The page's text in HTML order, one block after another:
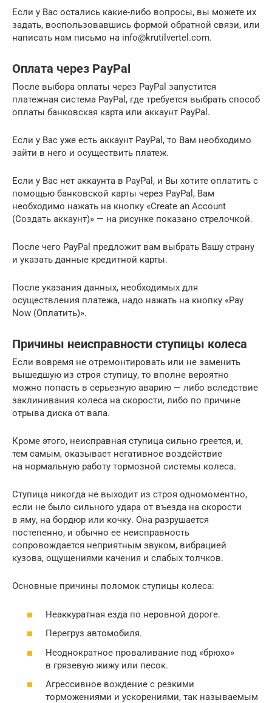
Если у Вас остались какие-либо вопросы, вы можете их
задать, воспользовавшись формой обратной связи, или
написать нам письмо на info@krutilvertel.com.
Оплата через PayPal
После выбора оплаты через PayPal запустится
платежная система PayPal, где требуется выбрать способ
оплаты банковская карта или аккаунт PayPal.
Если у Вас уже есть аккаунт PayPal, то Вам необходимо
зайти в него и осуществить платеж.
Если у Вас нет аккаунта в PayPal, и Вы хотите оплатить с
помощью банковской карты через PayPal, Вам
необходимо нажать на кнопку «Create an Account
(Создать аккаунт)» — на рисунке показано стрелочкой.
После чего PayPal предложит вам выбрать Вашу страну
и указать данные кредитной карты.
После указания данных, необходимых для
осуществления платежа, надо нажать на кнопку «Pay
Now (Оплатить)».
Причины неисправности ступицы колеса
Если вовремя не отремонтировать или не заменить
вышедшую из строя ступицу, то вполне вероятно
можно попасть в серьезную аварию — либо вследствие
заклинивания колеса на скорости, либо по причине
отрыва диска от вала.
Кроме этого, неисправная ступица сильно греется, и,
тем самым, оказывает негативное воздействие
на нормальную работу тормозной системы колеса.
Ступица никогда не выходит из строя одномоментно,
если не было сильного удара от въезда на скорости
в яму, на бордюр или кочку. Она разрушается
постепенно, и обычно ее неисправность
сопровождается неприятным звуком, вибрацией
кузова, ощущениями качения и слабых толчков.
Основные причины поломок ступицы колеса:
Неаккуратная езда по неровной дороге.
Перегруз автомобиля.
Неоднократное проваливание под «брюхо»
в грязевую жижу или песок.
Агрессивное вождение с резкими
торможениями и ускорениями, так называемым